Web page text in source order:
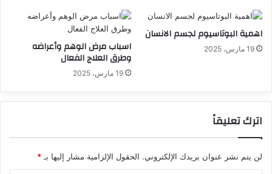
اهمية البوتاسيوم لجسم الانسان
19 مارس، 2025 اسباب مرض الوهم وأعراضه
وطرق العلاج الفعال
19 مارس، 2025
اترك تعليقاً
لن يتم نشر عنوان بريدك الإلكتروني. الحقول الإلزامية مشار إليها بـ*